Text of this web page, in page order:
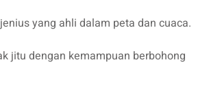
yang ahli dalam peta dan cuaca.
jitu dengan kemampuan berbohong